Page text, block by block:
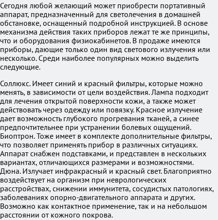
Сегодня любой желающий может приобрести портативный
аппарат, предназначенный для светолечения в домашней
обстановке, оснащенный подробной инструкцией. В основе
механизма действия таких приборов лежат те же принципы,
что и оборудования физиокабинетов. В продаже имеются
приборы, дающие только один вид светового излучения или
несколько. Среди наиболее популярных можно выделить
следующие.
Соллюкс. Имеет синий и красный фильтры, которые можно
менять, в зависимости от цели воздействия. Лампа подходит
для лечения открытой поверхности кожи, а также может
действовать через одежду или повязку. Красное излучение
дает возможность глубокого прогревания тканей, а синее
предпочтительнее при устранении болевых ощущений.
Биоптрон. Тоже имеет в комплекте дополнительные фильтры,
что позволяет применять прибор в различных ситуациях.
Аппарат снабжен подставками, и представлен в нескольких
вариантах, отличающихся размерами и возможностями.
Дюна. Излучает инфракрасный и красный свет. Благоприятно
воздействует на организм при неврологических
расстройствах, снижении иммунитета, сосудистых патологиях,
заболеваниях опорно-двигательного аппарата и других.
Возможно как контактное применение, так и на небольшом
расстоянии от кожного покрова.